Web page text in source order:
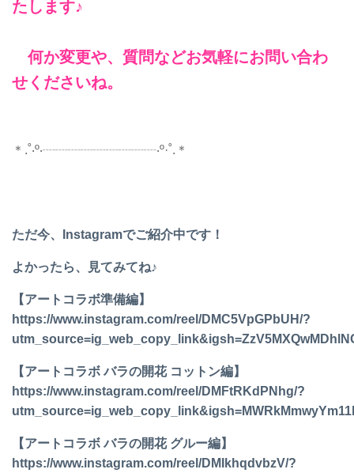
たします♪
何か変更や、質問などお気軽にお問い合わ
せくださいね。
＊.˚‧º‧┈┈┈┈┈┈┈┈┈‧º·˚.＊
ただ今、Instagramでご紹介中です！
よかったら、見てみてね♪
【アートコラボ準備編】
https://www.instagram.com/reel/DMC5VpGPbUH/?
【アートコラボ バラの開花 コットン編】
https://www.instagram.com/reel/DMFtRKdPNhg/?
【アートコラボ バラの開花 グルー編】
https://www.instagram.com/reel/DMIkhqdvbzV/?